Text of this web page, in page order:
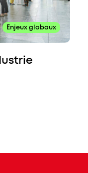
Enjeux globaux